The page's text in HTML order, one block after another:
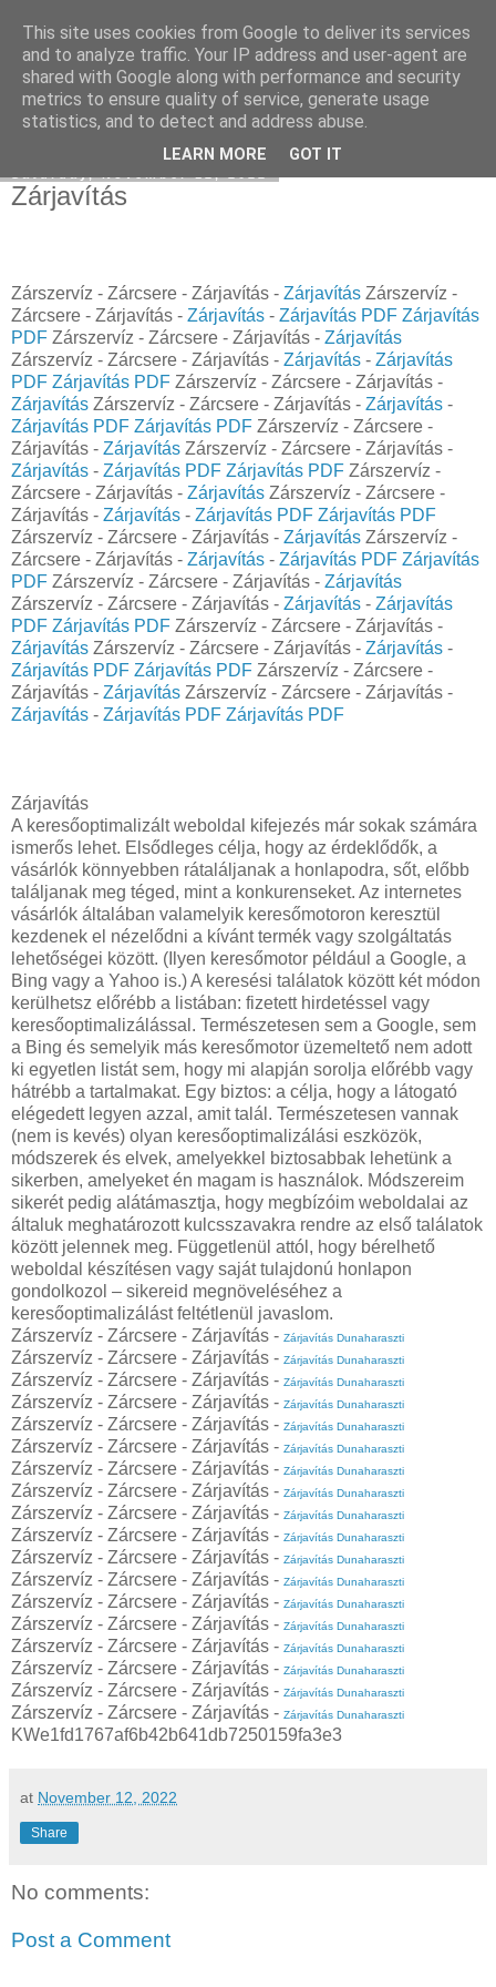
Facebook online marketing
Zárjavítás
Zárszervíz - Zárcsere - Zárjavítás - Zárjavítás Zárszervíz -
Zárcsere - Zárjavítás - Zárjavítás - Zárjavítás PDF Zárjavítás
PDF Zárszervíz - Zárcsere - Zárjavítás - Zárjavítás
Zárszervíz - Zárcsere - Zárjavítás - Zárjavítás - Zárjavítás
PDF Zárjavítás PDF Zárszervíz - Zárcsere - Zárjavítás -
Zárjavítás Zárszervíz - Zárcsere - Zárjavítás - Zárjavítás -
Zárjavítás PDF Zárjavítás PDF Zárszervíz - Zárcsere -
Zárjavítás - Zárjavítás Zárszervíz - Zárcsere - Zárjavítás -
Zárjavítás - Zárjavítás PDF Zárjavítás PDF Zárszervíz -
Zárcsere - Zárjavítás - Zárjavítás Zárszervíz - Zárcsere -
Zárjavítás - Zárjavítás - Zárjavítás PDF Zárjavítás PDF
Zárszervíz - Zárcsere - Zárjavítás - Zárjavítás Zárszervíz -
Zárcsere - Zárjavítás - Zárjavítás - Zárjavítás PDF Zárjavítás
PDF Zárszervíz - Zárcsere - Zárjavítás - Zárjavítás
Zárszervíz - Zárcsere - Zárjavítás - Zárjavítás - Zárjavítás
PDF Zárjavítás PDF Zárszervíz - Zárcsere - Zárjavítás -
Zárjavítás Zárszervíz - Zárcsere - Zárjavítás - Zárjavítás -
Zárjavítás PDF Zárjavítás PDF Zárszervíz - Zárcsere -
Zárjavítás - Zárjavítás Zárszervíz - Zárcsere - Zárjavítás -
Zárjavítás - Zárjavítás PDF Zárjavítás PDF
Zárjavítás
A keresőoptimalizált weboldal kifejezés már sokak számára
ismerős lehet. Elsődleges célja, hogy az érdeklődők, a
vásárlók könnyebben rátaláljanak a honlapodra, sőt, előbb
találjanak meg téged, mint a konkurenseket. Az internetes
vásárlók általában valamelyik keresőmotoron keresztül
kezdenek el nézelődni a kívánt termék vagy szolgáltatás
lehetőségei között. (Ilyen keresőmotor például a Google, a
Bing vagy a Yahoo is.) A keresési találatok között két módon
kerülhetsz előrébb a listában: fizetett hirdetéssel vagy
keresőoptimalizálással. Természetesen sem a Google, sem
a Bing és semelyik más keresőmotor üzemeltető nem adott
ki egyetlen listát sem, hogy mi alapján sorolja előrébb vagy
hátrébb a tartalmakat. Egy biztos: a célja, hogy a látogató
elégedett legyen azzal, amit talál. Természetesen vannak
(nem is kevés) olyan keresőoptimalizálási eszközök,
módszerek és elvek, amelyekkel biztosabbak lehetünk a
sikerben, amelyeket én magam is használok. Módszereim
sikerét pedig alátámasztja, hogy megbízóim weboldalai az
általuk meghatározott kulcsszavakra rendre az első találatok
között jelennek meg. Függetlenül attól, hogy bérelhető
weboldal készítésen vagy saját tulajdonú honlapon
gondolkozol – sikereid megnöveléséhez a
keresőoptimalizálást feltétlenül javaslom.
Zárszervíz - Zárcsere - Zárjavítás - Zárjavítás Dunaharaszti
Zárszervíz - Zárcsere - Zárjavítás - Zárjavítás Dunaharaszti
Zárszervíz - Zárcsere - Zárjavítás - Zárjavítás Dunaharaszti
Zárszervíz - Zárcsere - Zárjavítás - Zárjavítás Dunaharaszti
Zárszervíz - Zárcsere - Zárjavítás - Zárjavítás Dunaharaszti
Zárszervíz - Zárcsere - Zárjavítás - Zárjavítás Dunaharaszti
Zárszervíz - Zárcsere - Zárjavítás - Zárjavítás Dunaharaszti
Zárszervíz - Zárcsere - Zárjavítás - Zárjavítás Dunaharaszti
Zárszervíz - Zárcsere - Zárjavítás - Zárjavítás Dunaharaszti
Zárszervíz - Zárcsere - Zárjavítás - Zárjavítás Dunaharaszti
Zárszervíz - Zárcsere - Zárjavítás - Zárjavítás Dunaharaszti
Zárszervíz - Zárcsere - Zárjavítás - Zárjavítás Dunaharaszti
Zárszervíz - Zárcsere - Zárjavítás - Zárjavítás Dunaharaszti
Zárszervíz - Zárcsere - Zárjavítás - Zárjavítás Dunaharaszti
Zárszervíz - Zárcsere - Zárjavítás - Zárjavítás Dunaharaszti
Zárszervíz - Zárcsere - Zárjavítás - Zárjavítás Dunaharaszti
Zárszervíz - Zárcsere - Zárjavítás - Zárjavítás Dunaharaszti
Zárszervíz - Zárcsere - Zárjavítás - Zárjavítás Dunaharaszti
KWe1fd1767af6b42b641db7250159fa3e3
at November 12, 2022
Share
No comments:
Post a Comment
This site uses cookies from Google to deliver its services
and to analyze traffic. Your IP address and user-agent are
shared with Google along with performance and security
metrics to ensure quality of service, generate usage
statistics, and to detect and address abuse.
LEARN MORE GOT IT